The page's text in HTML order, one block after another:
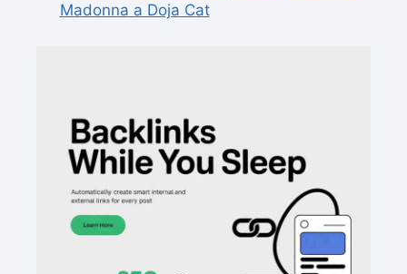
Madonna a Doja Cat